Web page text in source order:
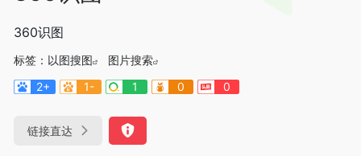
360识图
标签： 以图搜图
图片搜索
2+
1- 1 0 0
链接直达